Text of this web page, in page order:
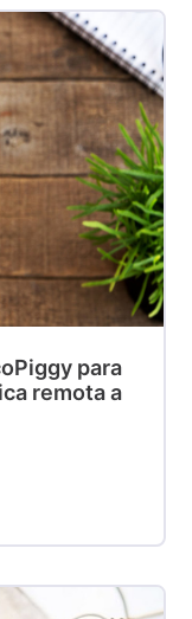
para
remota a